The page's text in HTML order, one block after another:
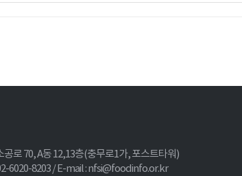
공로 70, A동 12,13층(충무로1가, 포스트타워)
6020-8203 / E-mail : nfsi@foodinfo.or.kr